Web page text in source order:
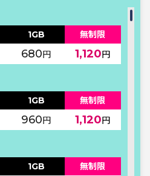
1GB 無制限
680円 1,120円
1GB 無制限
960円 1,120円
1GB 無制限